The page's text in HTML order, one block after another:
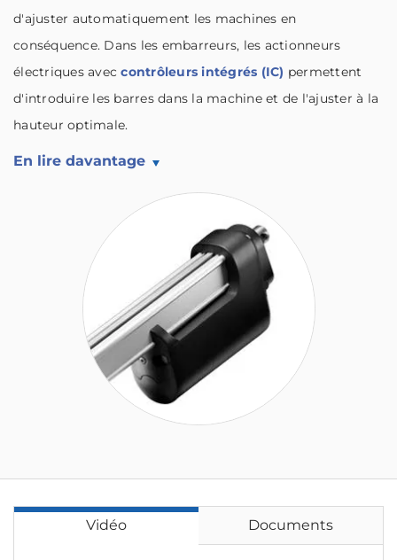
d'ajuster automatiquement les machines en
conséquence. Dans les embarreurs, les actionneurs
électriques aveccontrôleurs intégrés (IC) permettent
d'introduire les barres dans la machine et de l'ajuster à la
hauteur optimale.
En lire davantage
Vidéo Documents